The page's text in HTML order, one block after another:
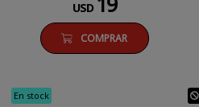
USD
COMPRAR
En stock